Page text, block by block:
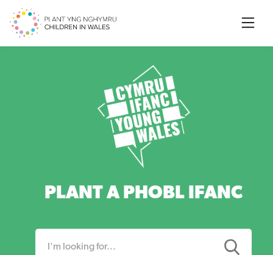
Search
PLANT A PHOBL IFANC